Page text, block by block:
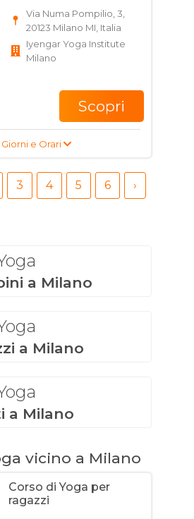
Via Numa Pompilio, 3,
20123 Milano MI, Italia
Iyengar Yoga Institute
Milano
Scopri
Giorni e Orari
3 4 5 6 ›
a Milano
a Milano
a Milano
vicino a Milano
Corso di Yoga per
ragazzi